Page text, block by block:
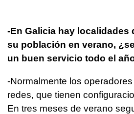
-En Galicia hay localidades
su población en verano,
un buen servicio todo el
-Normalmente los
redes, que tienen
En tres meses de verano